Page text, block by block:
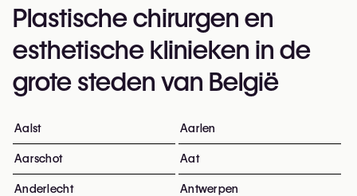
Plastische chirurgen en
esthetische klinieken in de
grote steden van België
Aalst Aarlen
Aarschot Aat
Anderlecht Antwerpen